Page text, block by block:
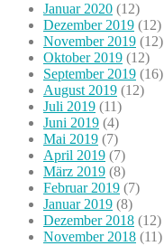
Januar 2020 (12)
Dezember 2019 (12)
November 2019 (12)
Oktober 2019 (12)
September 2019 (16)
August 2019 (12)
Juli 2019 (11)
Juni 2019 (4)
Mai 2019 (7)
April 2019 (7)
März 2019 (8)
Februar 2019 (7)
Januar 2019 (8)
Dezember 2018 (12)
November 2018 (11)